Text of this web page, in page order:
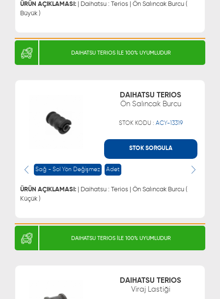
ÜRÜN AÇIKLAMASI:
Büyük )
DAIHATSU TERIOS İLE 100% UYUMLUDUR
DAIHATSU TERIOS
Ön Salıncak Burcu
STOK KODU : ACY-13319
STOK SORGULA
Sağ - Sol Yön Değişmez Adet
ÜRÜN AÇIKLAMASI:
Küçük )
WHATSAPP
0543 329 21 66
0543 329 21 55
DAIHATSU TERIOS İLE 100% UYUMLUDUR
DAIHATSU TERIOS
Viraj Lastiği